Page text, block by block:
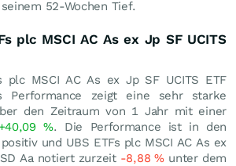
52-Wochen Tief.
plc MSCI AC As ex Jp SF UCITS
plc MSCI AC As ex Jp SF UCITS ETF
Performance zeigt eine sehr starke
den Zeitraum von 1 Jahr mit einer
+40,09%. Die Performance ist in den
und UBS ETFs plc MSCI AC As ex
Aa notiert zurzeit -8,88% unter dem